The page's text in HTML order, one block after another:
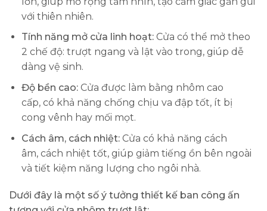
với thiên nhiên.
Tính năng mở cửa linh hoạt:Cửa có thể mở theo
2 chế độ: trượt ngang và lật vào trong, giúp dễ
dàng vệ sinh.
Độ bền cao:Cửa được làm bằng nhôm cao
cấp, có khả năng chống chịu va đập tốt, ít bị
cong vênh hay mối mọt.
Cách âm, cách nhiệt:Cửa có khả năng cách
âm, cách nhiệt tốt, giúp giảm tiếng ồn bên ngoài
và tiết kiệm năng lượng cho ngôi nhà.
Dưới đây là một số ý tưởng thiết kế ban công ấn